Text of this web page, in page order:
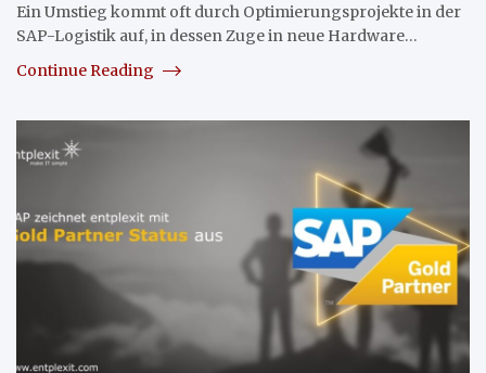
Ein Umstieg kommt oft durch Optimierungsprojekte in der
SAP-Logistik auf, in dessen Zuge in neue Hardware…
Continue Reading